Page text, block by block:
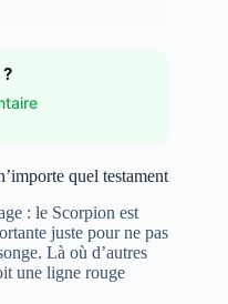
quel testament
: le Scorpion est
juste pour ne pas
Là où d’autres
une ligne rouge